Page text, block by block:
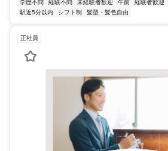
学歴不問
経験不問 未経験者歓迎 午前 経験者歓迎
駅近5分以内
シフト制 髪型・髪色自由
正社員